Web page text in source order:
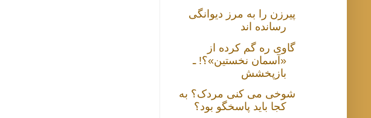
پیرزن را به مرز دیوانگی
رسانده اند
گاوی ره گم کرده از
«آسمان نخستین»؟! ـ
بازپخشش
شوخی می کنی مردک؟ به
کجا باید پاسخگو بود؟